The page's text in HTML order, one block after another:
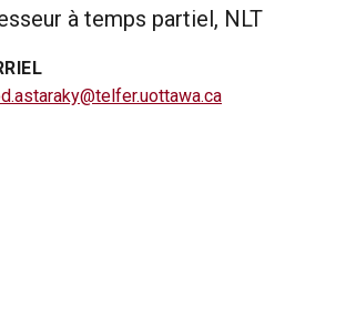
à temps partiel, NLT